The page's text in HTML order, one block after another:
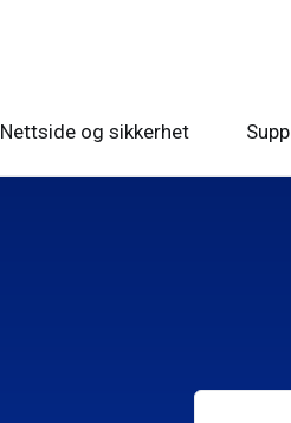
Nettside og sikkerhet